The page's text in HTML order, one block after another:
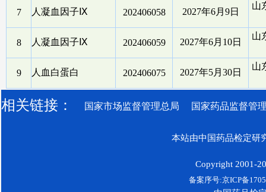
7 人凝血因子Ⅸ 202406058 2027年6月9日
山
8 人凝血因子Ⅸ 202406059 2027年6月10日
山
9 人血白蛋白 202406075 2027年5月30日
山
相关链接： 国家市场监督管理总局 国家药品监督管
本站由中国药品检定研
Copyright 2001-
备案序号:京ICP备